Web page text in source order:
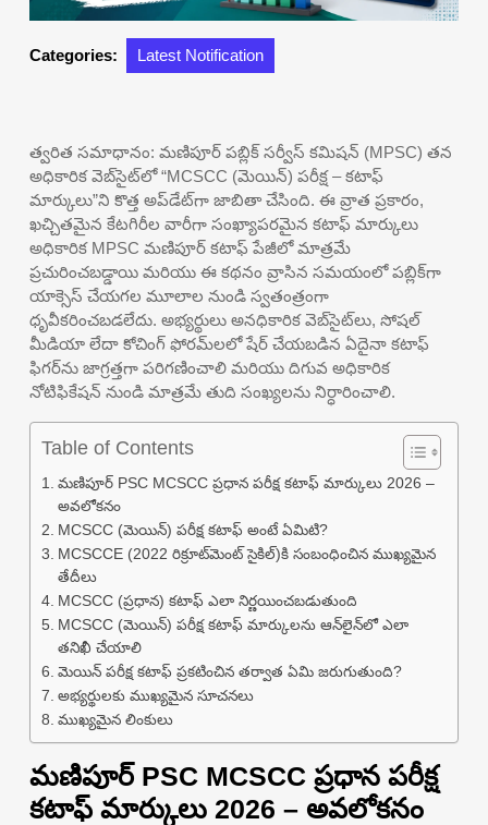
Categories: Latest Notification
త్వరిత సమాధానం: మణిపూర్ పబ్లిక్ సర్వీస్ కమిషన్ (MPSC) తన
అధికారిక వెబ్‌సైట్‌లో “MCSCC (మెయిన్) పరీక్ష – కటాఫ్
మార్కులు”ని కొత్త అప్‌డేట్‌గా జాబితా చేసింది. ఈ వ్రాత ప్రకారం,
ఖచ్చితమైన కేటగిరీల వారీగా సంఖ్యాపరమైన కటాఫ్ మార్కులు
అధికారిక MPSC మణిపూర్ కటాఫ్ పేజీలో మాత్రమే
ప్రచురించబడ్డాయి మరియు ఈ కథనం వ్రాసిన సమయంలో పబ్లిక్‌గా
యాక్సెస్ చేయగల మూలాల నుండి స్వతంత్రంగా
ధృవీకరించబడలేదు. అభ్యర్థులు అనధికారిక వెబ్‌సైట్‌లు, సోషల్
మీడియా లేదా కోచింగ్ ఫోరమ్‌లలో షేర్ చేయబడిన ఏదైనా కటాఫ్
ఫిగర్‌ను జాగ్రత్తగా పరిగణించాలి మరియు దిగువ అధికారిక
నోటిఫికేషన్ నుండి మాత్రమే తుది సంఖ్యలను నిర్ధారించాలి.
Table of Contents
మణిపూర్ PSC MCSCC ప్రధాన పరీక్ష కటాఫ్ మార్కులు 2026 –
అవలోకనం
MCSCC (మెయిన్) పరీక్ష కటాఫ్ అంటే ఏమిటి?
MCSCCE (2022 రిక్రూట్‌మెంట్ సైకిల్)కి సంబంధించిన ముఖ్యమైన
తేదీలు
MCSCC (ప్రధాన) కటాఫ్ ఎలా నిర్ణయించబడుతుంది
MCSCC (మెయిన్) పరీక్ష కటాఫ్ మార్కులను ఆన్‌లైన్‌లో ఎలా
తనిఖీ చేయాలి
మెయిన్ పరీక్ష కటాఫ్ ప్రకటించిన తర్వాత ఏమి జరుగుతుంది?
అభ్యర్థులకు ముఖ్యమైన సూచనలు
ముఖ్యమైన లింకులు
మణిపూర్ PSC MCSCC ప్రధాన పరీక్ష
కటాఫ్ మార్కులు 2026 – అవలోకనం